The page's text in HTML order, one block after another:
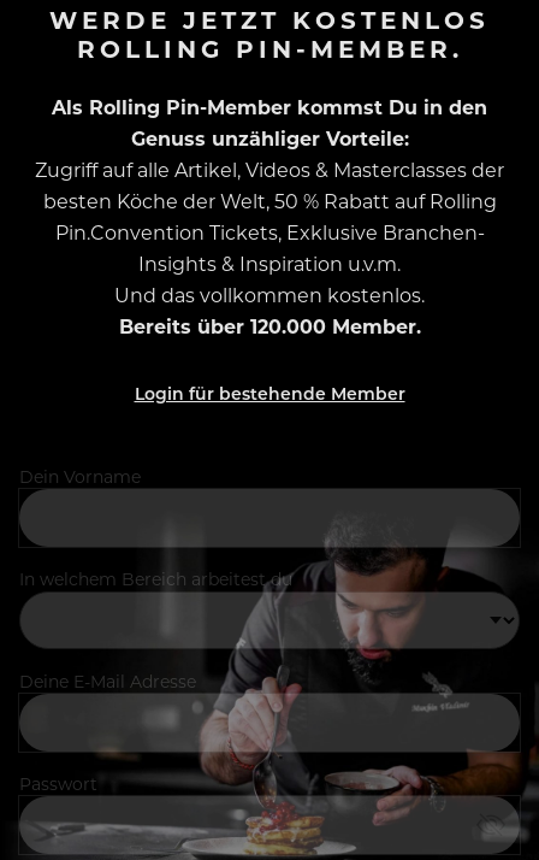
WERDE JETZT KOSTENLOS
ROLLING PIN-MEMBER.
Als Rolling Pin-Member kommst Du in den
Genuss unzähliger Vorteile:
Zugriff auf alle Artikel, Videos & Masterclasses der
besten Köche der Welt, 50 % Rabatt auf Rolling
Pin.Convention Tickets, Exklusive Branchen-
Insights & Inspiration u.v.m.
Und das vollkommen kostenlos.
Bereits über 120.000 Member.
Login für bestehende Member
Dein Vorname
In welchem Bereich arbeitest du
Deine E-Mail Adresse
Passwort